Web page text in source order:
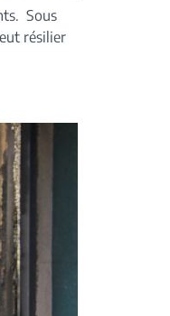
Sous
résilier